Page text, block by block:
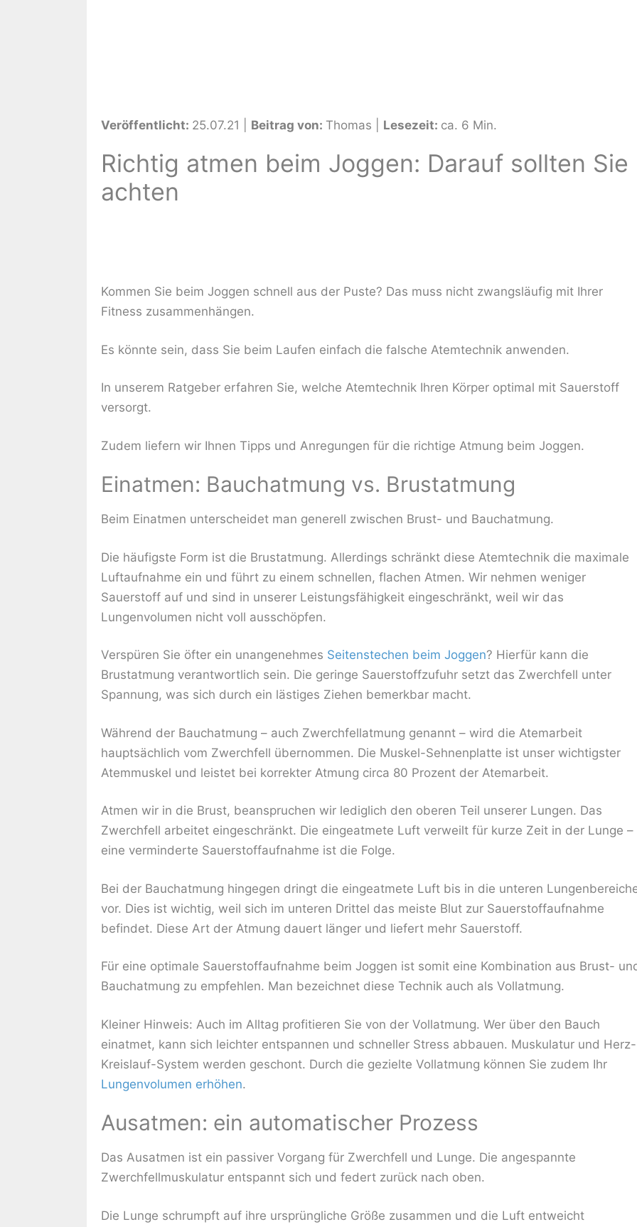
Veröffentlicht: 25.07.21 Beitrag von: Thomas Lesezeit: ca. 6 Min.
Richtig atmen beim Joggen: Darauf sollten Sie
achten
Kommen Sie beim Joggen schnell aus der Puste? Das muss nicht zwangsläufig mit Ihrer
Fitness zusammenhängen.
Es könnte sein, dass Sie beim Laufen einfach die falsche Atemtechnik anwenden.
In unserem Ratgeber erfahren Sie, welche Atemtechnik Ihren Körper optimal mit Sauerstoff
versorgt.
Zudem liefern wir Ihnen Tipps und Anregungen für die richtige Atmung beim Joggen.
Einatmen: Bauchatmung vs. Brustatmung
Beim Einatmen unterscheidet man generell zwischen Brust- und Bauchatmung.
Die häufigste Form ist die Brustatmung. Allerdings schränkt diese Atemtechnik die maximale
Luftaufnahme ein und führt zu einem schnellen, flachen Atmen. Wir nehmen weniger
Sauerstoff auf und sind in unserer Leistungsfähigkeit eingeschränkt, weil wir das
Lungenvolumen nicht voll ausschöpfen.
Verspüren Sie öfter ein unangenehmes Seitenstechen beim Joggen? Hierfür kann die
Brustatmung verantwortlich sein. Die geringe Sauerstoffzufuhr setzt das Zwerchfell unter
Spannung, was sich durch ein lästiges Ziehen bemerkbar macht.
Während der Bauchatmung – auch Zwerchfellatmung genannt – wird die Atemarbeit
hauptsächlich vom Zwerchfell übernommen. Die Muskel-Sehnenplatte ist unser wichtigster
Atemmuskel und leistet bei korrekter Atmung circa 80 Prozent der Atemarbeit.
Atmen wir in die Brust, beanspruchen wir lediglich den oberen Teil unserer Lungen. Das
Zwerchfell arbeitet eingeschränkt. Die eingeatmete Luft verweilt für kurze Zeit in der Lunge –
eine verminderte Sauerstoffaufnahme ist die Folge.
Bei der Bauchatmung hingegen dringt die eingeatmete Luft bis in die unteren
vor. Dies ist wichtig, weil sich im unteren Drittel das meiste Blut zur Sauerstoffaufnahme
befindet. Diese Art der Atmung dauert länger und liefert mehr Sauerstoff.
Für eine optimale Sauerstoffaufnahme beim Joggen ist somit eine Kombination aus Brust-
Bauchatmung zu empfehlen. Man bezeichnet diese Technik auch als Vollatmung.
Kleiner Hinweis: Auch im Alltag profitieren Sie von der Vollatmung. Wer über den Bauch
einatmet, kann sich leichter entspannen und schneller Stress abbauen. Muskulatur und Herz-
Kreislauf-System werden geschont. Durch die gezielte Vollatmung können Sie zudem Ihr
Lungenvolumen erhöhen.
Ausatmen: ein automatischer Prozess
Das Ausatmen ist ein passiver Vorgang für Zwerchfell und Lunge. Die angespannte
Zwerchfellmuskulatur entspannt sich und federt zurück nach oben.
Die Lunge schrumpft auf ihre ursprüngliche Größe zusammen und die Luft entweicht